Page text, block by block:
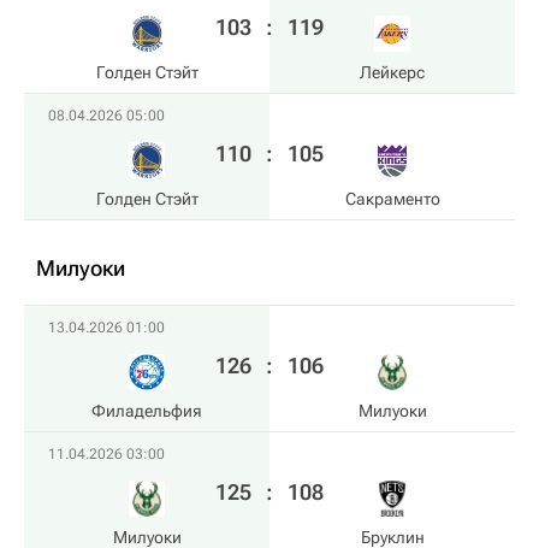
Голден Стэйт
103 : 119
Лейкерс
08.04.2026 05:00
Голден Стэйт
110 : 105
Сакраменто
Милуоки
13.04.2026 01:00
Филадельфия
126 : 106
Милуоки
11.04.2026 03:00
Милуоки
125 : 108
Бруклин